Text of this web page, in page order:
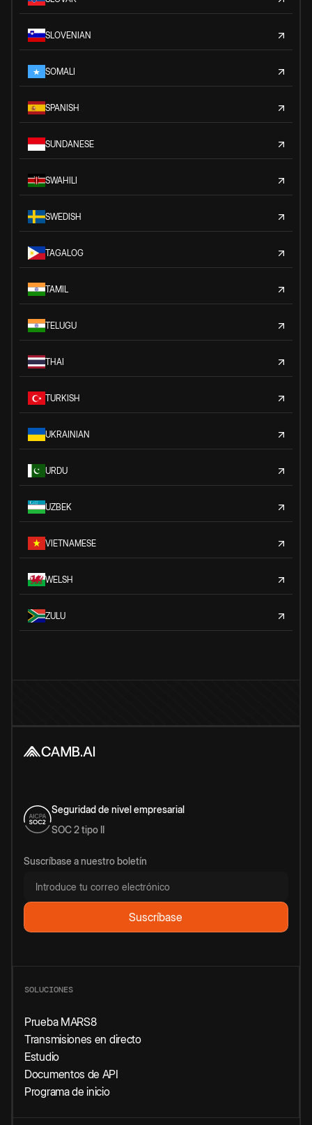
SLOVENIAN
SOMALI
SPANISH
SUNDANESE
SWAHILI
SWEDISH
TAGALOG
TAMIL
TELUGU
THAI
TURKISH
UKRAINIAN
URDU
UZBEK
VIETNAMESE
WELSH
ZULU
Seguridad de nivel empresarial
SOC 2 tipo II
Suscríbase a nuestro boletín
SOLUCIONES
Prueba MARS8
Transmisiones en directo
Estudio
Documentos de API
Programa de inicio